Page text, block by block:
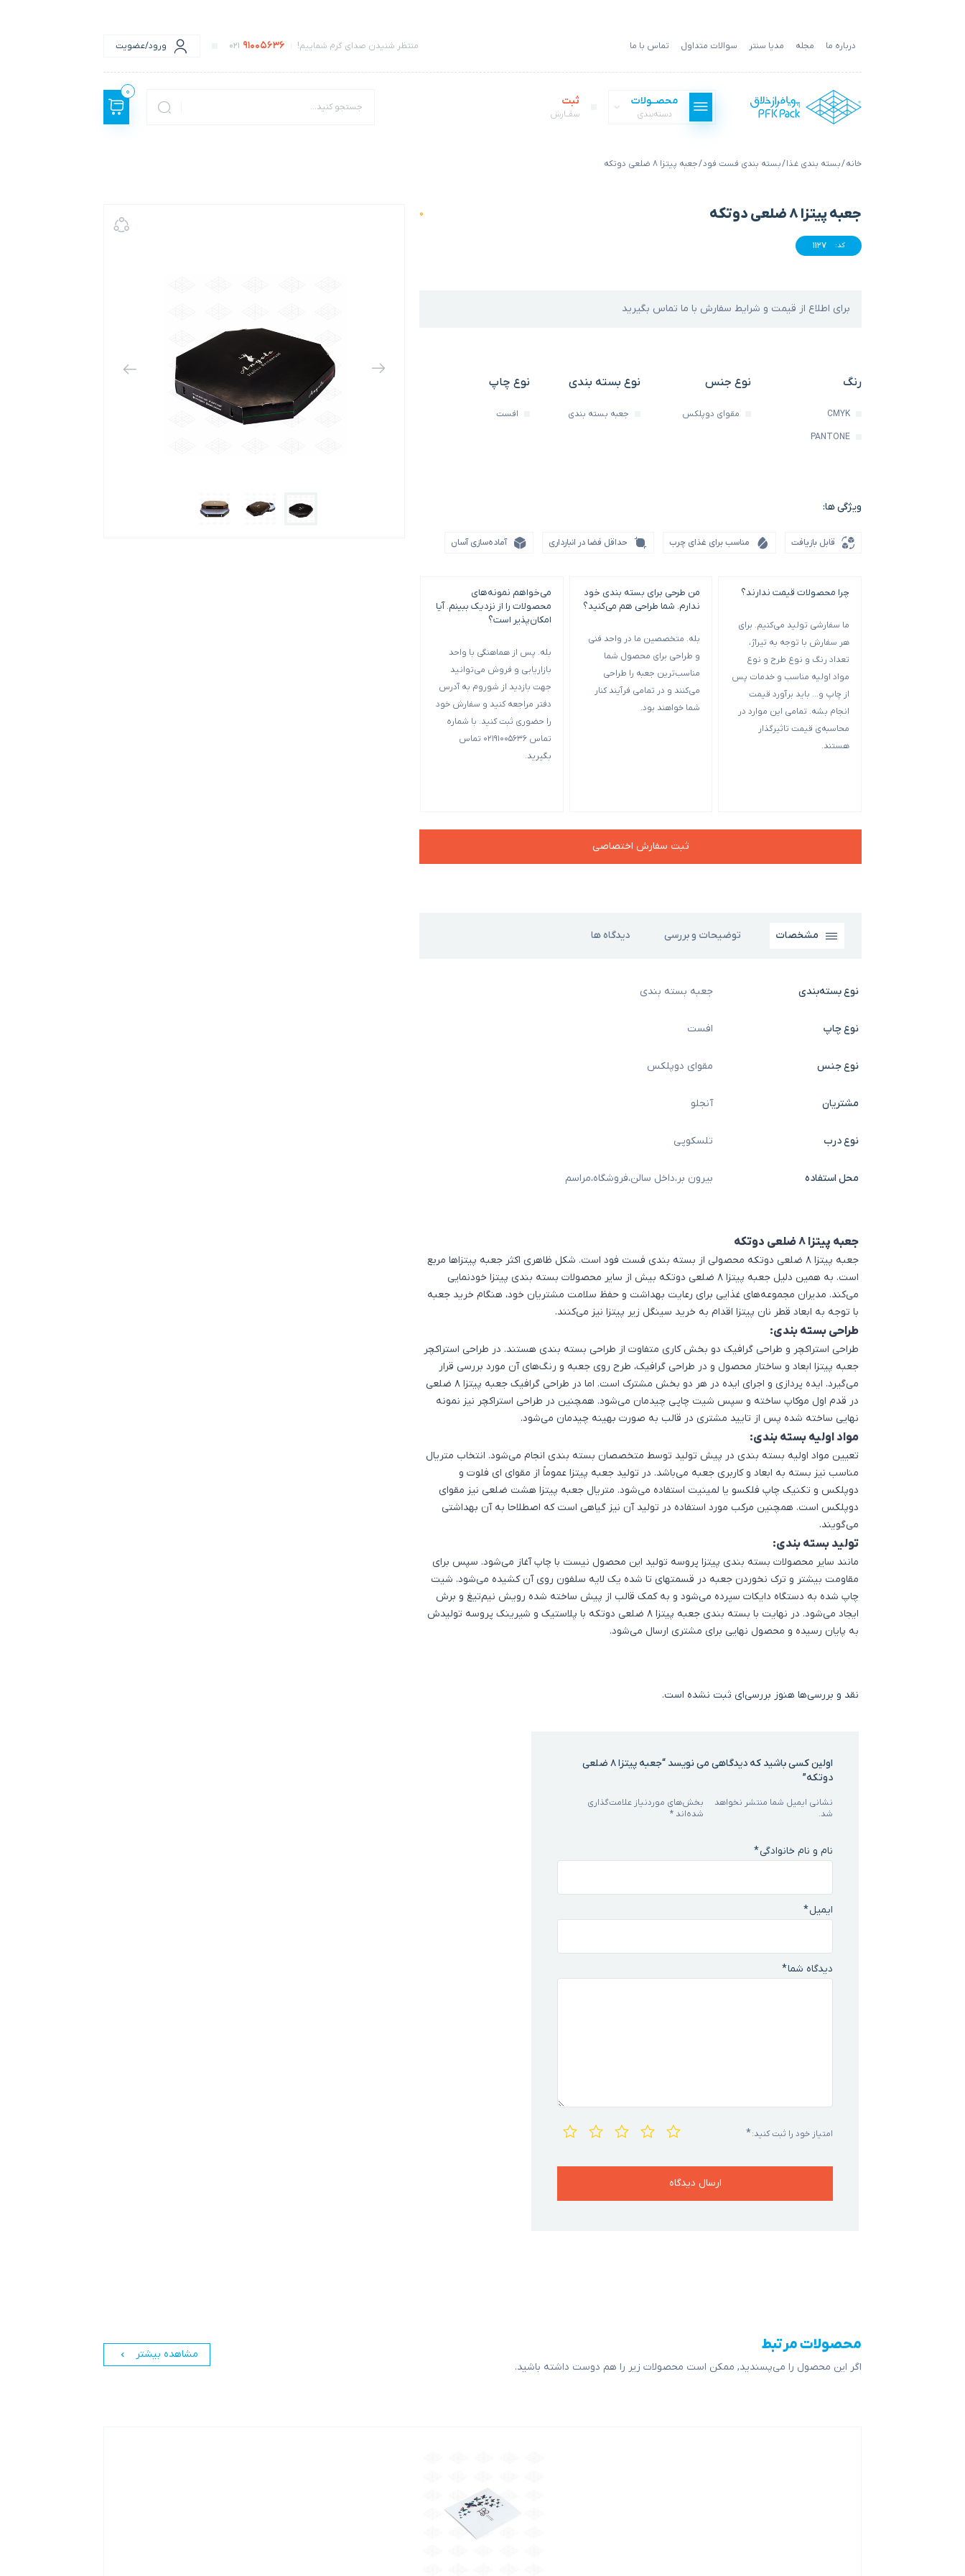
درباره ما مجله مدیا سنتر سوالات متداول تماس با ما منتظر شنیدن صدای گرم شماییم! 91005636
021 ورود/عضویت
محصــولات
دسته‌بندی
بسته بندی فست فود
بسته بندی غذا
ثبت
سفــارش
0
خانه/بسته بندی غذا/بسته بندی فست فود/ جعبه پیتزا ۸ ضلعی دوتکه
جعبه پیتزا ۸ ضلعی دوتکه 0
کد: 1127
برای اطلاع از قیمت و شرایط سفارش با ما تماس بگیرید
رنگ
CMYK
PANTONE
نوع جنس
مقوای دوپلکس
نوع بسته بندی
جعبه بسته بندی
نوع چاپ
افست
ویژگی ها:
قابل بازیافت مناسب برای غذای چرب حداقل فضا در انبارداری آماده‌سازی آسان
چرا محصولات قیمت ندارند؟
ما سفارشی تولید می‌کنیم. برای
هر سفارش با توجه به تیراژ،
تعداد رنگ و نوع طرح و نوع
مواد اولیه مناسب و خدمات پس
از چاپ و… باید برآورد قیمت
انجام بشه. تمامی این موارد در
محاسبه‌ی قیمت تاثیرگذار
هستند.
من طرحی برای بسته بندی خود
ندارم. شما طراحی هم می‌کنید؟
بله. متخصصین ما در واحد فنی
و طراحی برای محصول شما
مناسب‌ترین جعبه را طراحی
می‌کنند و در تمامی فرآیند کنار
شما خواهند بود.
می‌خواهم نمونه‌های
محصولات را از نزدیک ببینم. آیا
امکان‌پذیر است؟
بله. پس از هماهنگی با واحد
بازاریابی و فروش می‌توانید
جهت بازدید از شوروم به آدرس
دفتر مراجعه کنید و سفارش خود
را حضوری ثبت کنید. با شماره
تماس 02191005636 تماس
بگیرید.
ثبت سفارش اختصاصی
مشخصات توضیحات و بررسی دیدگاه ها
نوع بسته‌بندی جعبه بسته بندی
نوع چاپ افست
نوع جنس مقوای دوپلکس
مشتریان آنجلو
نوع درب تلسکوپی
محل استفاده بیرون بر،داخل سالن،فروشگاه،مراسم
جعبه پیتزا ۸ ضلعی دوتکه
جعبه پیتزا ۸ ضلعی دوتکه محصولی از بسته بندی فست فود است. شکل ظاهری اکثر جعبه پیتزاها مربع
است. به همین دلیل جعبه پیتزا ۸ ضلعی دوتکه بیش از سایر محصولات بسته بندی پیتزا خودنمایی
می‌کند. مدیران مجموعه‌های غذایی برای رعایت بهداشت و حفظ سلامت مشتریان خود، هنگام خرید جعبه
با توجه به ابعاد قطر نان پیتزا اقدام به خرید سینگل زیر پیتزا نیز می‌کنند.
طراحی بسته بندی:
طراحی استراکچر و طراحی گرافیک دو بخش کاری متفاوت از طراحی بسته بندی هستند. در طراحی استراکچر
جعبه پیتزا ابعاد و ساختار محصول و در طراحی گرافیک، طرح روی جعبه و رنگ‌های آن مورد بررسی قرار
می‌گیرد. ایده پردازی و اجرای ایده در هر دو بخش مشترک است. اما در طراحی گرافیک جعبه پیتزا ۸ ضلعی
در قدم اول موکاپ ساخته و سپس شیت چاپی چیدمان می‌شود. همچنین در طراحی استراکچر نیز نمونه
نهایی ساخته شده پس از تایید مشتری در قالب به صورت بهینه چیدمان می‌شود.
مواد اولیه بسته بندی:
تعیین مواد اولیه بسته بندی در پیش تولید توسط متخصصان بسته بندی انجام می‌شود. انتخاب متریال
مناسب نیز بسته به ابعاد و کاربری جعبه می‌باشد. در تولید جعبه پیتزا عموماً از مقوای ای فلوت و
دوپلکس و تکنیک چاپ فلکسو یا لمینیت استفاده می‌شود. متریال جعبه پیتزا هشت ضلعی نیز مقوای
دوپلکس است. همچنین مرکب مورد استفاده در تولید آن نیز گیاهی است که اصطلاحا به آن بهداشتی
می‌گویند.
تولید بسته بندی:
مانند سایر محصولات بسته بندی پیتزا پروسه تولید این محصول نیست با چاپ آغاز می‌شود. سپس برای
مقاومت بیشتر و ترک نخوردن جعبه در قسمتهای تا شده یک لایه سلفون روی آن کشیده می‌شود. شیت
چاپ شده به دستگاه دایکات سپرده می‌شود و به کمک قالب از پیش ساخته شده رویش نیم‌تیغ و برش
ایجاد می‌شود. در نهایت با بسته بندی جعبه پیتزا ۸ ضلعی دوتکه با پلاستیک و شیرینک پروسه تولیدش
به پایان رسیده و محصول نهایی برای مشتری ارسال می‌شود.
نقد و بررسی‌ها هنوز بررسی‌ای ثبت نشده است.
اولین کسی باشید که دیدگاهی می نویسد “جعبه پیتزا ۸ ضلعی
دوتکه”
نشانی ایمیل شما منتشر نخواهد
شد.
بخش‌های موردنیاز علامت‌گذاری
شده‌اند*
امتیاز خود را ثبت کنید:*
دیدگاه شما*
نام و نام خانوادگی*
ایمیل*
اشتراک گذاری در
محصولات مرتبط
اگر این محصول را می‌پسندید, ممکن است محصولات زیر را هم دوست داشته باشید.
مشاهده بیشتر